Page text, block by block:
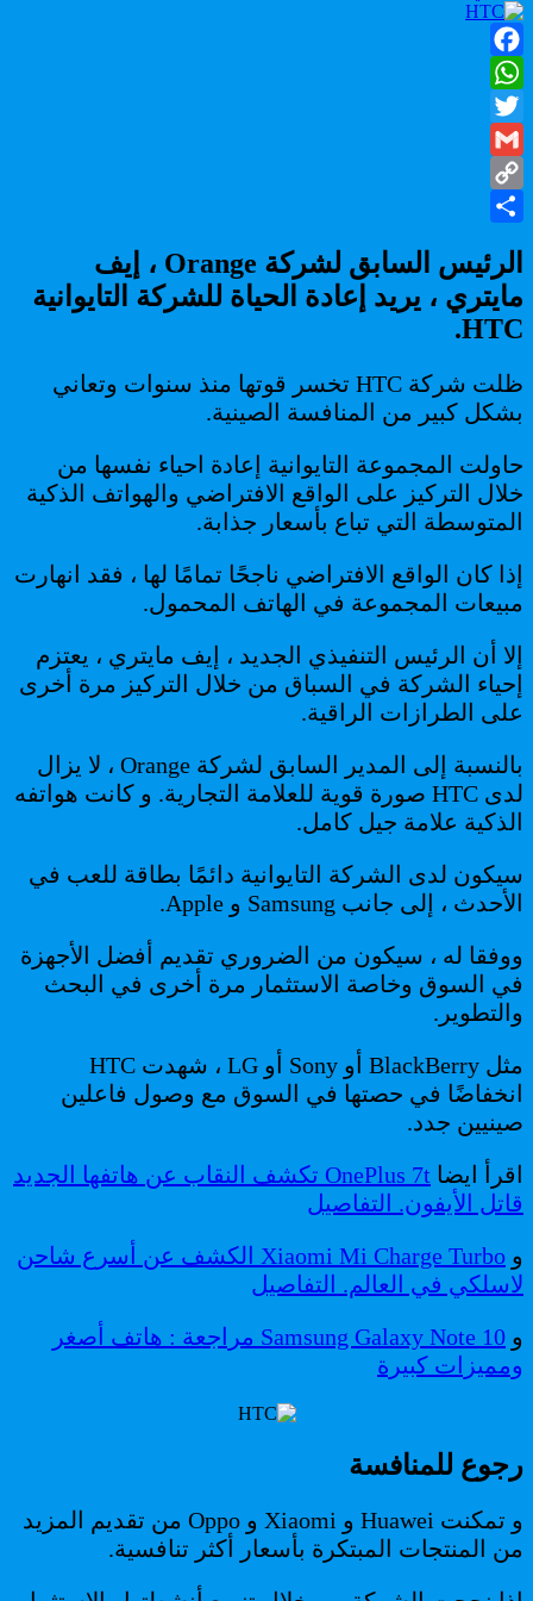
Facebook
WhatsApp
Twitter
Gmail
Copy
الرئيس السابق لشركة Orange ، إيف
مايتري ، يريد إعادة الحياة للشركة التايوانية
HTC.
ظلت شركة HTC تخسر قوتها منذ سنوات وتعاني
بشكل كبير من المنافسة الصينية.
حاولت المجموعة التايوانية إعادة احياء نفسها من
خلال التركيز على الواقع الافتراضي والهواتف الذكية
المتوسطة التي تباع بأسعار جذابة.
إذا كان الواقع الافتراضي ناجحًا تمامًا لها ، فقد انهارت
مبيعات المجموعة في الهاتف المحمول.
إلا أن الرئيس التنفيذي الجديد ، إيف مايتري ، يعتزم
إحياء الشركة في السباق من خلال التركيز مرة أخرى
على الطرازات الراقية.
بالنسبة إلى المدير السابق لشركة Orange ، لا يزال
لدى HTC صورة قوية للعلامة التجارية. و كانت هواتفه
الذكية علامة جيل كامل.
سيكون لدى الشركة التايوانية دائمًا بطاقة للعب في
الأحدث ، إلى جانب Samsung و Apple.
ووفقا له ، سيكون من الضروري تقديم أفضل الأجهزة
في السوق وخاصة الاستثمار مرة أخرى في البحث
والتطوير.
مثل BlackBerry أو Sony أو LG ، شهدت HTC
انخفاضًا في حصتها في السوق مع وصول فاعلين
صينيين جدد.
اقرأ ايضا
OnePlus 7t تكشف النقاب عن هاتفها الجديد
قاتل الأيفون. التفاصيل
و
Xiaomi Mi Charge Turbo الكشف عن أسرع شاحن
لاسلكي في العالم. التفاصيل
و
Samsung Galaxy Note 10 مراجعة : هاتف أصغر
ومميزات كبيرة
رجوع للمنافسة
و تمكنت Huawei و Xiaomi و Oppo من تقديم المزيد
من المنتجات المبتكرة بأسعار أكثر تنافسية.